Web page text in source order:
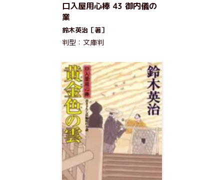
口入屋用心棒 43 御内儀の
業
鈴木英治［著］
判型：文庫判